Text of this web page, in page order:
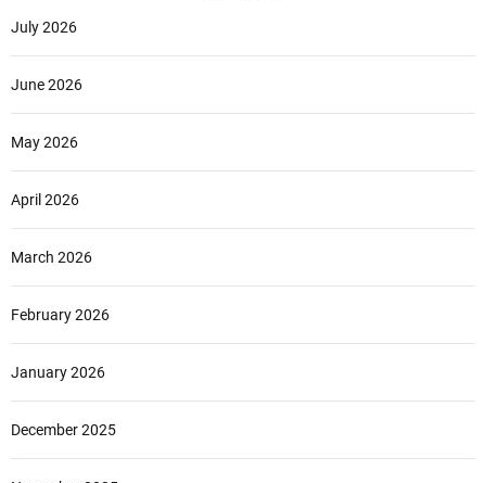
July 2026
June 2026
May 2026
April 2026
March 2026
February 2026
January 2026
December 2025